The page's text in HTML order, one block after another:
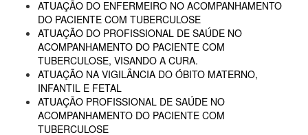
ATUAÇÃO DO ENFERMEIRO NO ACOMPANHAMENTO
DO PACIENTE COM TUBERCULOSE
ATUAÇÃO DO PROFISSIONAL DE SAÚDE NO
ACOMPANHAMENTO DO PACIENTE COM
TUBERCULOSE, VISANDO A CURA.
ATUAÇÃO NA VIGILÂNCIA DO ÓBITO MATERNO,
INFANTIL E FETAL
ATUAÇÃO PROFISSIONAL DE SAÚDE NO
ACOMPANHAMENTO DO PACIENTE COM
TUBERCULOSE